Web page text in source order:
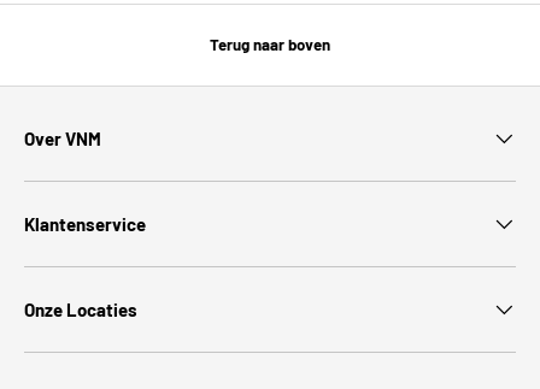
Terug naar boven
Over VNM
Klantenservice
Onze Locaties